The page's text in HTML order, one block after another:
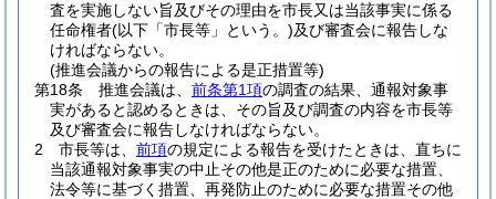
査を実施しない旨及びその理由を市長又は当該事実に係る
任命権者(以下「市長等」という。)及び審査会に報告しな
ければならない。
(推進会議からの報告による是正措置等)
第18条
推進会議は、 前条第1項の調査の結果、通報対象事
実があると認めるときは、その旨及び調査の内容を市長等
及び審査会に報告しなければならない。
2
市長等は、 前項の規定による報告を受けたときは、直ちに
当該通報対象事実の中止その他是正のために必要な措置、
法令等に基づく措置、再発防止のために必要な措置その他